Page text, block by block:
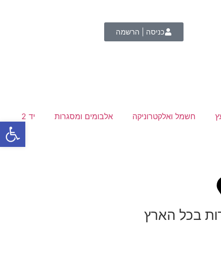
כניסה | הרשמה
חשמל ואלקטרוניקה אלבומים ומסגרות יד 2
בכל הארץ
פתח